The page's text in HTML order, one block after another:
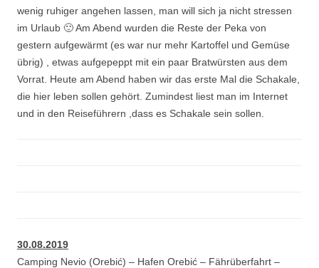
wenig ruhiger angehen lassen, man will sich ja nicht stressen
im Urlaub 🙂 Am Abend wurden die Reste der Peka von
gestern aufgewärmt (es war nur mehr Kartoffel und Gemüse
übrig) , etwas aufgepeppt mit ein paar Bratwürsten aus dem
Vorrat. Heute am Abend haben wir das erste Mal die Schakale,
die hier leben sollen gehört. Zumindest liest man im Internet
und in den Reiseführern ,dass es Schakale sein sollen.
30.08.2019
Camping Nevio (Orebić) – Hafen Orebić – Fährüberfahrt –